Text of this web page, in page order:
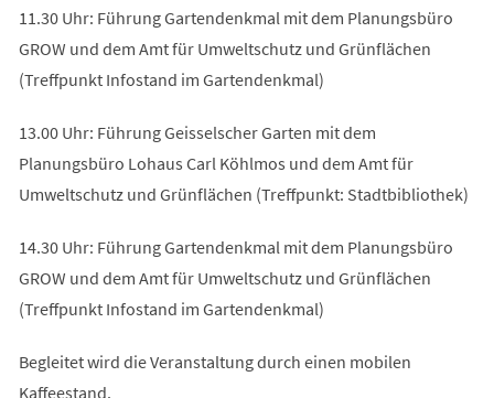
11.30 Uhr: Führung Gartendenkmal mit dem Planungsbüro
GROW und dem Amt für Umweltschutz und Grünflächen
(Treffpunkt Infostand im Gartendenkmal)
13.00 Uhr: Führung Geisselscher Garten mit dem
Planungsbüro Lohaus Carl Köhlmos und dem Amt für
Umweltschutz und Grünflächen (Treffpunkt: Stadtbibliothek)
14.30 Uhr: Führung Gartendenkmal mit dem Planungsbüro
GROW und dem Amt für Umweltschutz und Grünflächen
(Treffpunkt Infostand im Gartendenkmal)
Begleitet wird die Veranstaltung durch einen mobilen
Kaffeestand.